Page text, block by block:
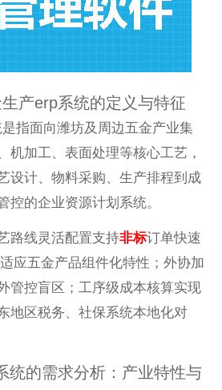
产erp系统的定义与特征
指面向潍坊及周边五金产业集
机加工、表面处理等核心工艺，
设计、物料采购、生产排程到成
控的企业资源计划系统。
路线灵活配置支持非标订单快速
应五金产品组件化特性；外协加
管控盲区；工序级成本核算实现
地区税务、社保系统本地化对
统的需求分析：产业特性与